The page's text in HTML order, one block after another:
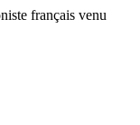
français venu